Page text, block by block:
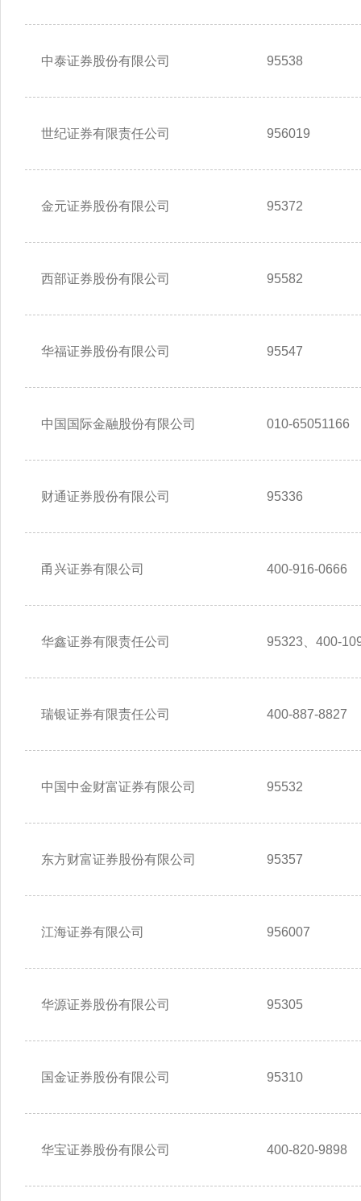
中泰证券股份有限公司 95538
世纪证券有限责任公司 956019
金元证券股份有限公司 95372
西部证券股份有限公司 95582
华福证券股份有限公司 95547
中国国际金融股份有限公司 010-65051166
财通证券股份有限公司 95336
甬兴证券有限公司 400-916-0666
华鑫证券有限责任公司 95323、400-
瑞银证券有限责任公司 400-887-8827
中国中金财富证券有限公司 95532
东方财富证券股份有限公司 95357
江海证券有限公司 956007
华源证券股份有限公司 95305
国金证券股份有限公司 95310
华宝证券股份有限公司 400-820-9898